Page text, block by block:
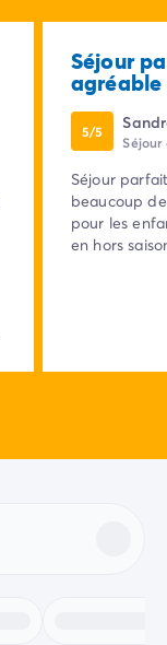
Séjour
agréable
5/5
Séjour
Séjour
beaucoup
pour les
en hors